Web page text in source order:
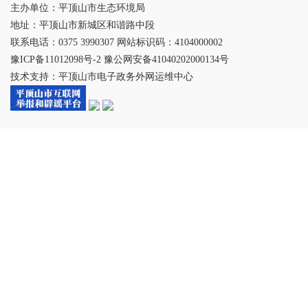
主办单位：平顶山市生态环境局
地址：平顶山市新城区和谐路中段
联系电话：0375 3990307 网站标识码：4104000002
豫ICP备11012098号-2 豫公网安备41040202000134号
技术支持：平顶山市电子政务外网运维中心